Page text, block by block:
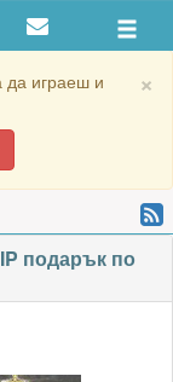
×
да играеш и
подарък по